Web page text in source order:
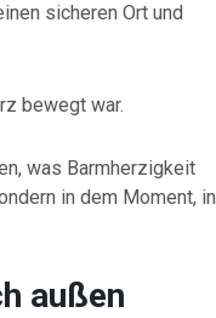
sicheren Ort und
bewegt war.
was Barmherzigkeit
in dem Moment, in
außen